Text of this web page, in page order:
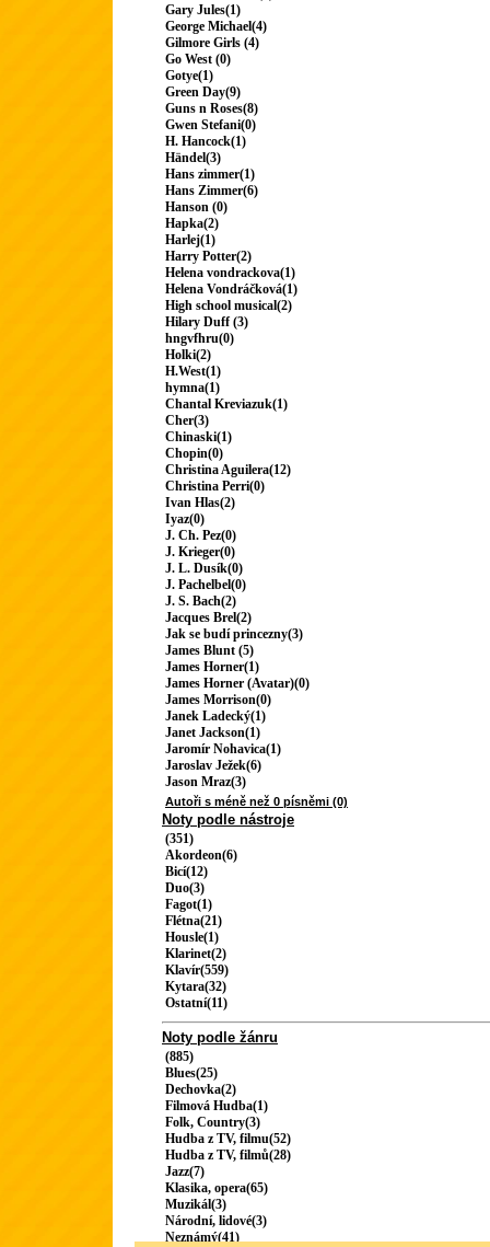
Gary Jules(1)
George Michael(4)
Gilmore Girls (4)
Go West (0)
Gotye(1)
Green Day(9)
Guns n Roses(8)
Gwen Stefani(0)
H. Hancock(1)
Händel(3)
Hans zimmer(1)
Hans Zimmer(6)
Hanson (0)
Hapka(2)
Harlej(1)
Harry Potter(2)
Helena vondrackova(1)
Helena Vondráčková(1)
High school musical(2)
Hilary Duff (3)
hngvfhru(0)
Holki(2)
H.West(1)
hymna(1)
Chantal Kreviazuk(1)
Cher(3)
Chinaski(1)
Chopin(0)
Christina Aguilera(12)
Christina Perri(0)
Ivan Hlas(2)
Iyaz(0)
J. Ch. Pez(0)
J. Krieger(0)
J. L. Dusík(0)
J. Pachelbel(0)
J. S. Bach(2)
Jacques Brel(2)
Jak se budí princezny(3)
James Blunt (5)
James Horner(1)
James Horner (Avatar)(0)
James Morrison(0)
Janek Ladecký(1)
Janet Jackson(1)
Jaromír Nohavica(1)
Jaroslav Ježek(6)
Jason Mraz(3)
Autoři s méně než 0 písněmi (0)
Noty podle nástroje
(351)
Akordeon(6)
Bicí(12)
Duo(3)
Fagot(1)
Flétna(21)
Housle(1)
Klarinet(2)
Klavír(559)
Kytara(32)
Ostatní(11)
Noty podle žánru
(885)
Blues(25)
Dechovka(2)
Filmová Hudba(1)
Folk, Country(3)
Hudba z TV, filmu(52)
Hudba z TV, filmů(28)
Jazz(7)
Klasika, opera(65)
Muzikál(3)
Národní, lidové(3)
Neznámý(41)